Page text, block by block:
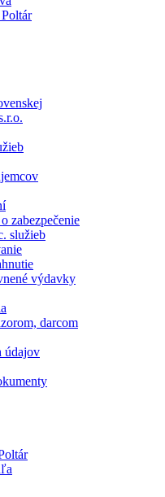
zabezpečenie
služieb
výdavky
darcom
údajov